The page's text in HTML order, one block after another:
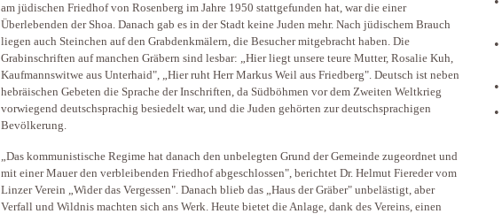
am jüdischen Friedhof von Rosenberg im Jahre 1950 stattgefunden hat, war die einer
Überlebenden der Shoa. Danach gab es in der Stadt keine Juden mehr. Nach jüdischem Brauch
liegen auch Steinchen auf den Grabdenkmälern, die Besucher mitgebracht haben. Die
Grabinschriften auf manchen Gräbern sind lesbar: „Hier liegt unsere teure Mutter, Rosalie Kuh,
Kaufmannswitwe aus Unterhaid", „Hier ruht Herr Markus Weil aus Friedberg". Deutsch ist neben
hebräischen Gebeten die Sprache der Inschriften, da Südböhmen vor dem Zweiten Weltkrieg
vorwiegend deutschsprachig besiedelt war, und die Juden gehörten zur deutschsprachigen
Bevölkerung.
„Das kommunistische Regime hat danach den unbelegten Grund der Gemeinde zugeordnet und
mit einer Mauer den verbleibenden Friedhof abgeschlossen", berichtet Dr. Helmut Fiereder vom
Linzer Verein „Wider das Vergessen". Danach blieb das „Haus der Gräber" unbelästigt, aber
Verfall und Wildnis machten sich ans Werk. Heute bietet die Anlage, dank des Vereins, einen